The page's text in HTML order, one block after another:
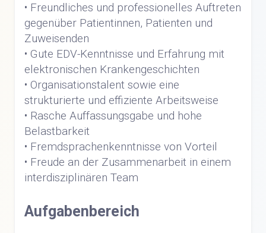
• Freundliches und professionelles Auftreten
gegenüber Patientinnen, Patienten und
Zuweisenden
• Gute EDV-Kenntnisse und Erfahrung mit
elektronischen Krankengeschichten
• Organisationstalent sowie eine
strukturierte und effiziente Arbeitsweise
• Rasche Auffassungsgabe und hohe
Belastbarkeit
• Fremdsprachenkenntnisse von Vorteil
• Freude an der Zusammenarbeit in einem
interdisziplinären Team
Aufgabenbereich